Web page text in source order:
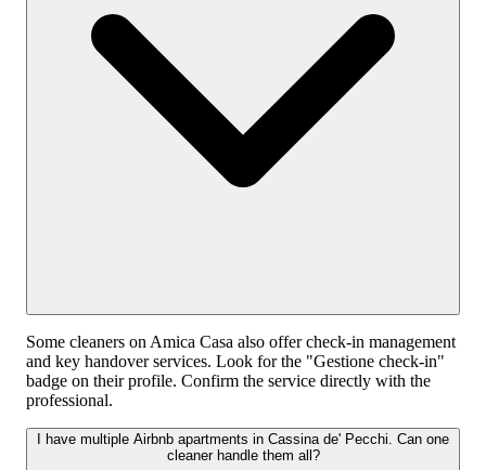
Some cleaners on Amica Casa also offer check-in management
and key handover services. Look for the "Gestione check-in"
badge on their profile. Confirm the service directly with the
professional.
I have multiple Airbnb apartments in Cassina de' Pecchi. Can one
cleaner handle them all?